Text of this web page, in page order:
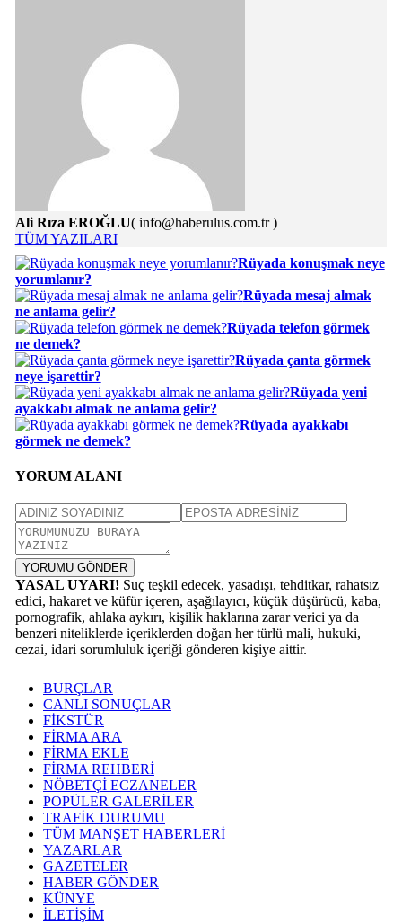
Ali Rıza EROĞLU( info@haberulus.com.tr )
TÜM YAZILARI
Rüyada konuşmak neye
yorumlanır?
Rüyada mesaj almak
ne anlama gelir?
Rüyada telefon görmek
ne demek?
Rüyada çanta görmek
neye işarettir?
Rüyada yeni
ayakkabı almak ne anlama gelir?
Rüyada ayakkabı
görmek ne demek?
YORUM ALANI
YORUMU GÖNDER
YASAL UYARI! Suç teşkil edecek, yasadışı, tehditkar, rahatsız
edici, hakaret ve küfür içeren, aşağılayıcı, küçük düşürücü, kaba,
pornografik, ahlaka aykırı, kişilik haklarına zarar verici ya da
benzeri niteliklerde içeriklerden doğan her türlü mali, hukuki,
cezai, idari sorumluluk içeriği gönderen kişiye aittir.
BURÇLAR
CANLI SONUÇLAR
FİKSTÜR
FİRMA ARA
FİRMA EKLE
FİRMA REHBERİ
NÖBETÇİ ECZANELER
POPÜLER GALERİLER
TRAFİK DURUMU
TÜM MANŞET HABERLERİ
YAZARLAR
GAZETELER
HABER GÖNDER
KÜNYE
İLETİŞİM